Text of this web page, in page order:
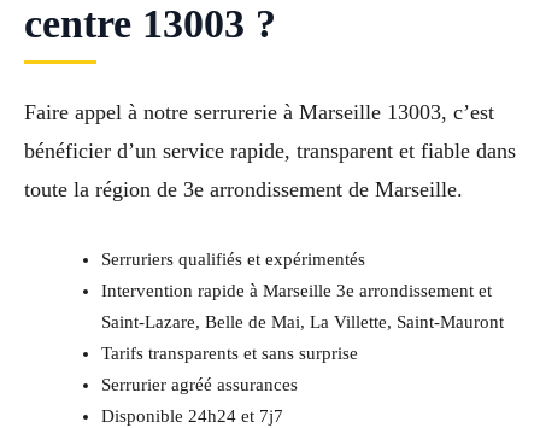
centre 13003 ?
Faire appel à notre serrurerie à Marseille 13003, c’est
bénéficier d’un service rapide, transparent et fiable dans
toute la région de 3e arrondissement de Marseille.
Serruriers qualifiés et expérimentés
Intervention rapide à Marseille 3e arrondissement et
Saint-Lazare, Belle de Mai, La Villette, Saint-Mauront
Tarifs transparents et sans surprise
Serrurier agréé assurances
Disponible 24h24 et 7j7